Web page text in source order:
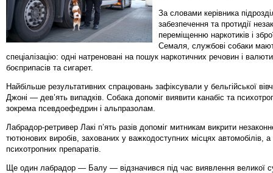
За словами керівника
забезпечення та протидії
переміщенню наркотиків і
Семаля, службові собаки
спеціалізацію: одні натреновані на пошук наркотичних речовин і
боєприпасів та сигарет.
Найбільше результативних спрацювань зафіксували у бельгійської
Джоні — дев’ять випадків. Собака допоміг виявити канабіс та
зокрема псевдоефедрин і альпразолам.
Лабрадор-ретривер Лакі п’ять разів допоміг митникам викрити
тютюнових виробів, захованих у важкодоступних місцях автомобілів, а
психотропних препаратів.
Ще один лабрадор — Балу — відзначився під час виявлення великої